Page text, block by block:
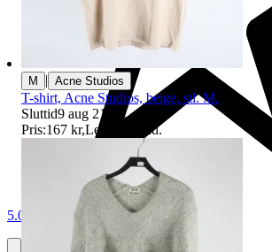
5.0
M | Acne Studios
T-shirt, Acne Studios, beige, stl. M.
Sluttid9 aug 21:14 .
Pris:167 kr,Ledande bud.